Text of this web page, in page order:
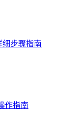
细步骤指南
作指南